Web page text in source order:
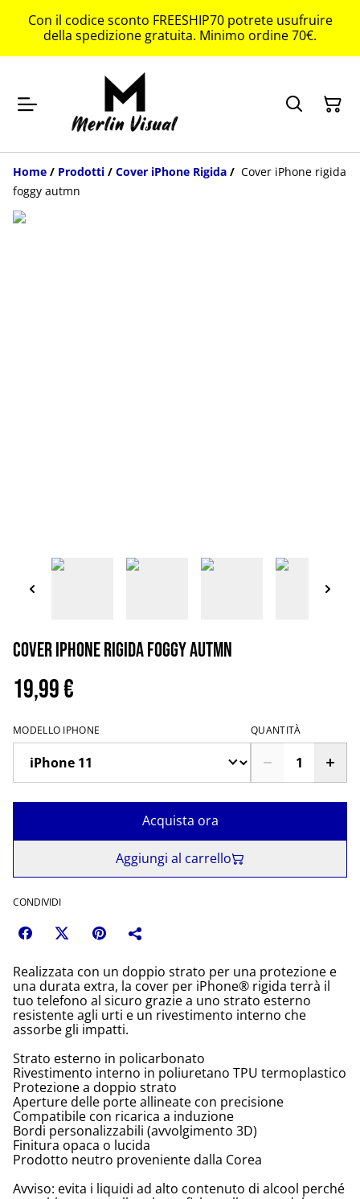
Con il codice sconto FREESHIP70 potrete usufruire
della spedizione gratuita. Minimo ordine 70€.
Home / Prodotti / Cover iPhone Rigida / Cover iPhone rigida
foggy autmn
Cover iPhone rigida foggy autmn
19,99 €
MODELLO IPHONE QUANTITÀ
Acquista ora
Aggiungi al carrello
CONDIVIDI
Realizzata con un doppio strato per una protezione e
una durata extra, la cover per iPhone® rigida terrà il
tuo telefono al sicuro grazie a uno strato esterno
resistente agli urti e un rivestimento interno che
assorbe gli impatti.
Strato esterno in policarbonato
Rivestimento interno in poliuretano TPU termoplastico
Protezione a doppio strato
Aperture delle porte allineate con precisione
Compatibile con ricarica a induzione
Bordi personalizzabili (avvolgimento 3D)
Finitura opaca o lucida
Prodotto neutro proveniente dalla Corea
Avviso: evita i liquidi ad alto contenuto di alcool perché